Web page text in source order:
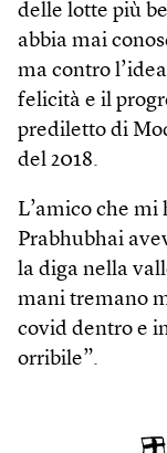
delle lotte più
abbia mai
ma contro
felicità e il
prediletto di
del 2018.
L’amico che mi
Prabhubhai
la diga nella
mani tremano
covid dentro e
orribile”.